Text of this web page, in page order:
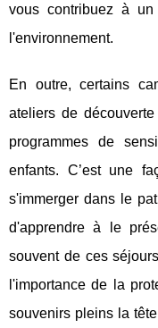
vous contribuez à un
l'environnement.
En outre, certains
ateliers de
programmes de
enfants. C’est une
s'immerger dans le
d'apprendre à le
souvent de ces
l'importance de la
souvenirs pleins la